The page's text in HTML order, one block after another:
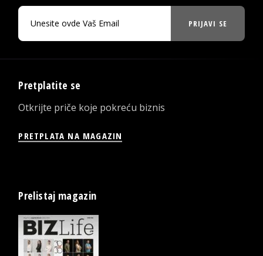
PRIJAVI SE
Pretplatite se
Otkrijte priče koje pokreću biznis
PRETPLATA NA MAGAZIN
Prelistaj magazin